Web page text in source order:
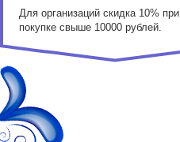
Для организаций скидка 10% при
покупке свыше 10000 рублей.